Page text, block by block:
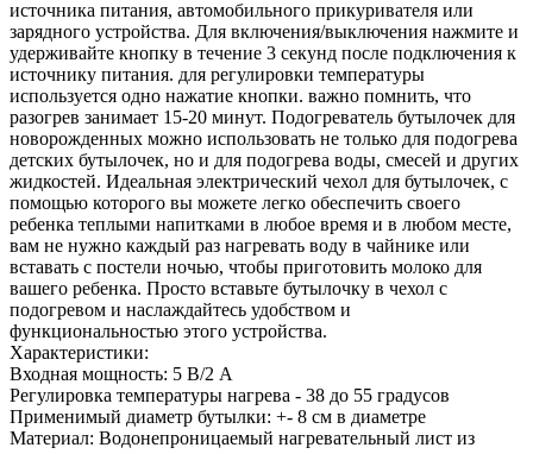
источника питания, автомобильного прикуривателя или
зарядного устройства. Для включения/выключения нажмите и
удерживайте кнопку в течение 3 секунд после подключения к
источнику питания. для регулировки температуры
используется одно нажатие кнопки. важно помнить, что
разогрев занимает 15-20 минут. Подогреватель бутылочек для
новорожденных можно использовать не только для подогрева
детских бутылочек, но и для подогрева воды, смесей и других
жидкостей. Идеальная электрический чехол для бутылочек, с
помощью которого вы можете легко обеспечить своего
ребенка теплыми напитками в любое время и в любом месте,
вам не нужно каждый раз нагревать воду в чайнике или
вставать с постели ночью, чтобы приготовить молоко для
вашего ребенка. Просто вставьте бутылочку в чехол с
подогревом и наслаждайтесь удобством и
функциональностью этого устройства.
Характеристики:
Входная мощность: 5 В/2 А
Регулировка температуры нагрева - 38 до 55 градусов
Применимый диаметр бутылки: +- 8 см в диаметре
Материал: Водонепроницаемый нагревательный лист из